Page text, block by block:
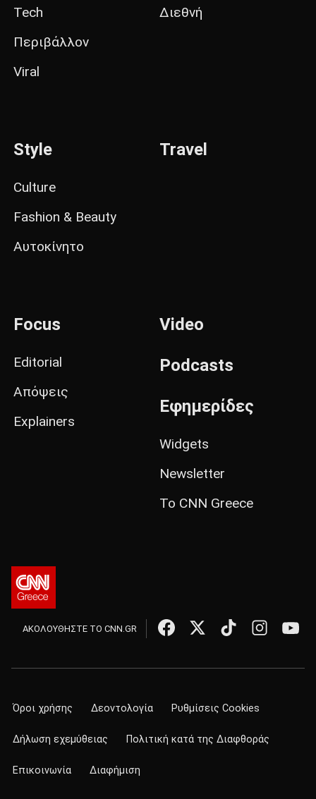
Tech
Περιβάλλον
Viral
Διεθνή
Style
Culture
Fashion & Beauty
Αυτοκίνητο
Travel
Focus
Editorial
Απόψεις
Explainers
Video
Podcasts
Εφημερίδες
Widgets
Newsletter
Το CNN Greece
ΑΚΟΛΟΥΘΗΣΤΕ ΤΟ CNN.GR
Όροι χρήσης Δεοντολογία Ρυθμίσεις Cookies
Δήλωση εχεμύθειας Πολιτική κατά της Διαφθοράς
Επικοινωνία Διαφήμιση